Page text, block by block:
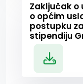
Zaključak
o općim
postupku
stipendiju